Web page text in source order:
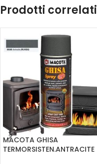
Prodotti correlati
MACOTA GHISA
TERMORSISTEN.ANTRACITE